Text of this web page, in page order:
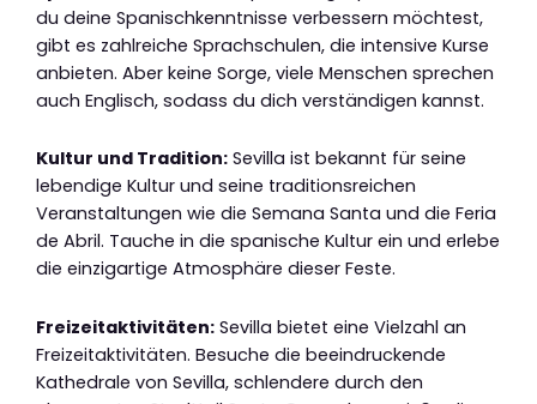
du deine Spanischkenntnisse verbessern möchtest,
gibt es zahlreiche Sprachschulen, die intensive Kurse
anbieten. Aber keine Sorge, viele Menschen sprechen
auch Englisch, sodass du dich verständigen kannst.
Kultur und Tradition: Sevilla ist bekannt für seine
lebendige Kultur und seine traditionsreichen
Veranstaltungen wie die Semana Santa und die Feria
de Abril. Tauche in die spanische Kultur ein und erlebe
die einzigartige Atmosphäre dieser Feste.
Freizeitaktivitäten: Sevilla bietet eine Vielzahl an
Freizeitaktivitäten. Besuche die beeindruckende
Kathedrale von Sevilla, schlendere durch den